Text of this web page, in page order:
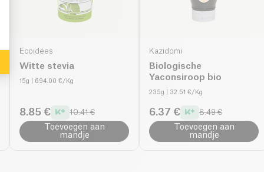
Ecoidées
Witte stevia
15g | 694.00 €/Kg
8.85 € 10.41 €
Toevoegen aan
mandje
Kazidomi
Biologische
Yaconsiroop bio
235g | 32.51 €/Kg
6.37 € 8.49 €
Toevoegen aan
mandje